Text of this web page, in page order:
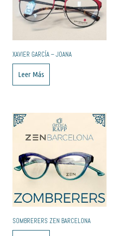
XAVIER GARCÍA – JOANA
Leer Más
SOMBRERERS ZEN BARCELONA